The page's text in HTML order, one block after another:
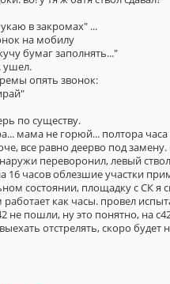
в закромах" ...
на мобилу
бумаг заполнять..."
ушел.
опять звонок:
по существу.
мама не горюй... полтора
все равно деерво под замену.
переворонил, левый
16 часов облезшие участки
состоянии, площадку с СК я
как часы. провел
не пошли, ну это понятно, на
отстрелять, скоро